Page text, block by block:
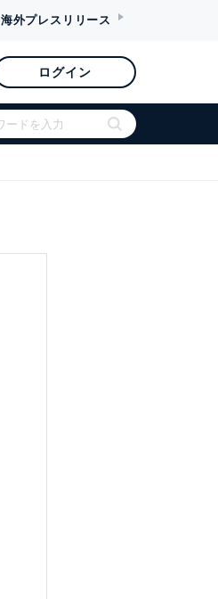
海外プレスリリース
ログイン